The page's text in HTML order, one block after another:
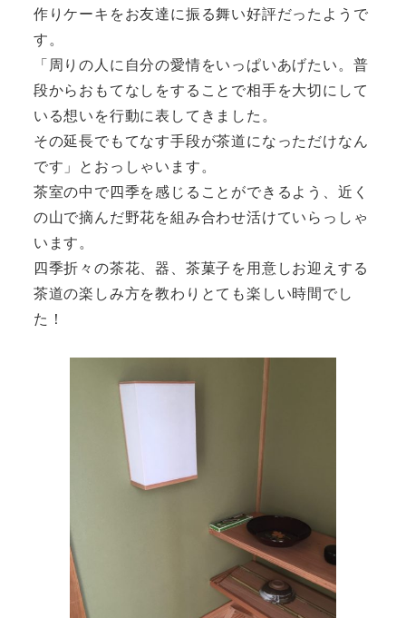
作りケーキをお友達に振る舞い好評だったようで
す。
「周りの人に自分の愛情をいっぱいあげたい。普
段からおもてなしをすることで相手を大切にして
いる想いを行動に表してきました。
その延長でもてなす手段が茶道になっただけなん
です」とおっしゃいます。
茶室の中で四季を感じることができるよう、近く
の山で摘んだ野花を組み合わせ活けていらっしゃ
います。
四季折々の茶花、器、茶菓子を用意しお迎えする
茶道の楽しみ方を教わりとても楽しい時間でし
た！